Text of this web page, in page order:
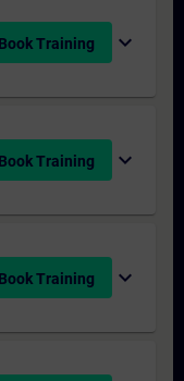
Book Training expand_more
Book Training expand_more
Book Training expand_more